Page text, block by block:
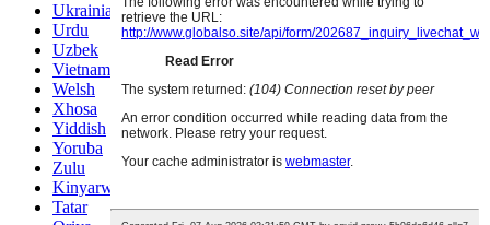
Ukrainian
Urdu
Uzbek
Vietnamese
Welsh
Xhosa
Yiddish
Yoruba
Zulu
Kinyarwanda
Tatar